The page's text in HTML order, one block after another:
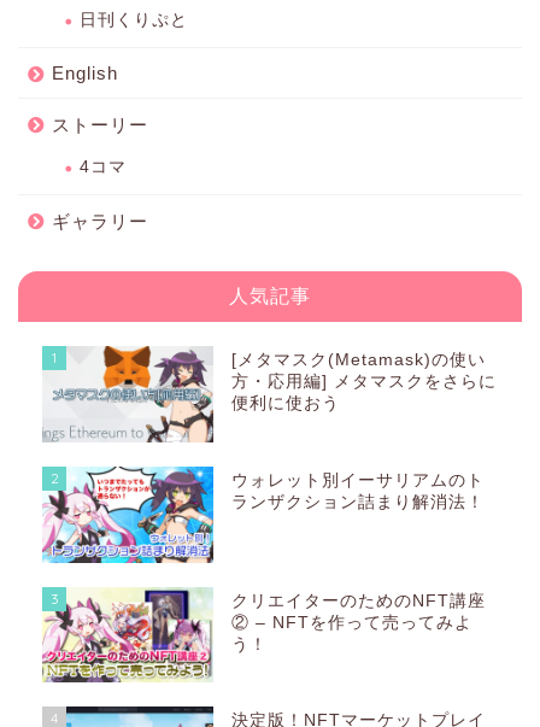
日刊くりぷと
English
ストーリー
4コマ
ギャラリー
人気記事
1
[メタマスク(Metamask)の使い
方・応用編] メタマスクをさらに
便利に使おう
2
ウォレット別イーサリアムのト
ランザクション詰まり解消法！
3
クリエイターのためのNFT講座
② – NFTを作って売ってみよ
う！
4
決定版！NFTマーケットプレイ